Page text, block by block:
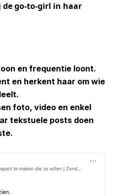
go‑to-girl in haar
en frequentie loont.
en herkent haar om wie
foto, video en enkel
tekstuele posts doen